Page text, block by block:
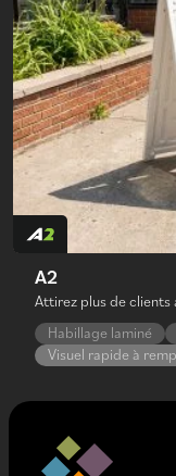
A2
Attirez plus de
Habillage laminé
Visuel rapide à